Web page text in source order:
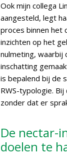
Ook mijn collega
aangesteld, legt
proces binnen het
inzichten op het
nulmeting, waarbij
inschatting
is bepalend bij de
RWS-typologie.
zonder dat er
De nectar-
doelen te